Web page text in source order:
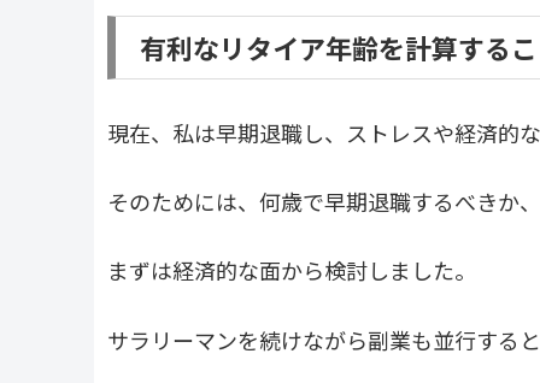
有利なリタイア年齢を計算する
現在、私は早期退職し、ストレスや経済的
そのためには、何歳で早期退職するべきか
まずは経済的な面から検討しました。
サラリーマンを続けながら副業も並行する